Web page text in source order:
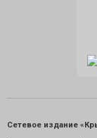
Сетевое издание